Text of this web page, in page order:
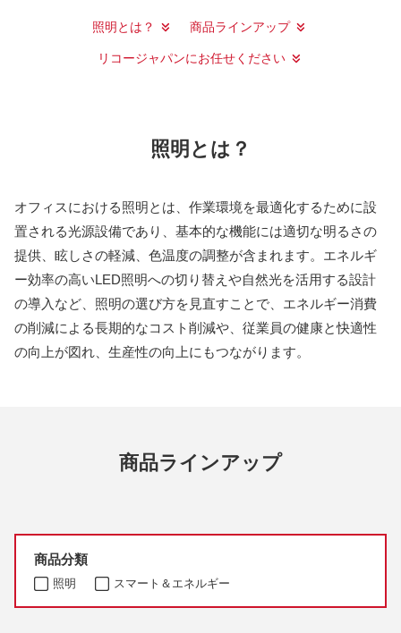
照明とは？ 商品ラインアップ
リコージャパンにお任せください
照明とは？
オフィスにおける照明とは、作業環境を最適化するために設
置される光源設備であり、基本的な機能には適切な明るさの
提供、眩しさの軽減、色温度の調整が含まれます。エネルギ
ー効率の高いLED照明への切り替えや自然光を活用する設計
の導入など、照明の選び方を見直すことで、エネルギー消費
の削減による長期的なコスト削減や、従業員の健康と快適性
の向上が図れ、生産性の向上にもつながります。
商品ラインアップ
商品分類
照明 スマート＆エネルギー